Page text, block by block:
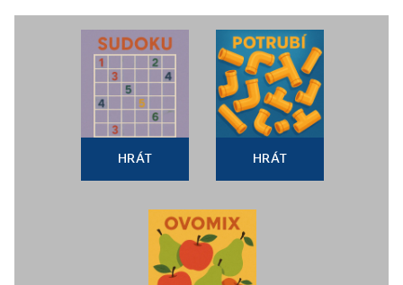
HRÁT HRÁT